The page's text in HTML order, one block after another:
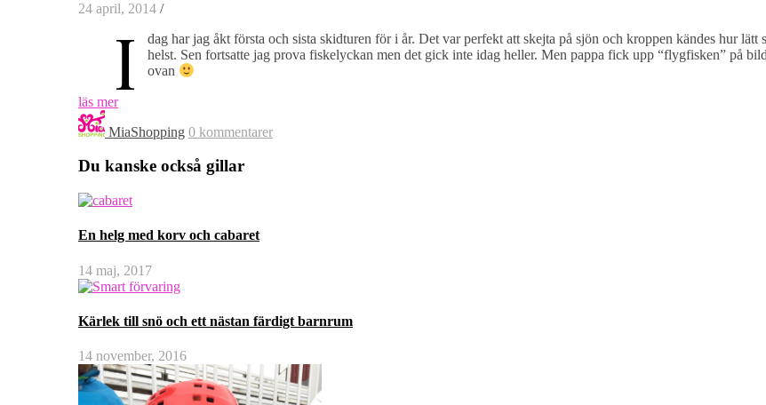
24 april, 2014 /
I
dag har jag åkt första och sista skidturen för i år. Det var perfekt att skejta på sjön och kroppen kändes hur lätt
helst. Sen fortsatte jag prova fiskelyckan men det gick inte idag heller. Men pappa fick upp “flygfisken” på
ovan
läs mer
MiaShopping 0 kommentarer
Du kanske också gillar
En helg med korv och cabaret
14 maj, 2017
Kärlek till snö och ett nästan färdigt barnrum
14 november, 2016